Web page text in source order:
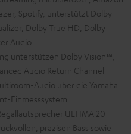
Spotify, unterstützt Dolby
Dolby True HD, Dolby
Audio
unterstützen Dolby Vision™,
Audio Return Channel
Audio über die Yamaha
Einmesssystem
ULTIMA 20
präzisen Bass sowie